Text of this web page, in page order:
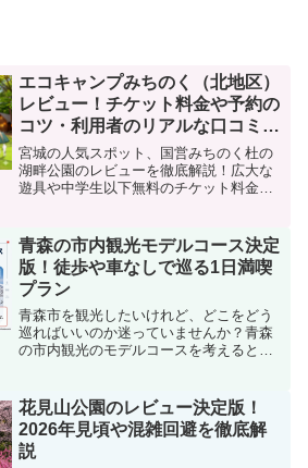
エコキャンプみちのく（北地区）
レビュー！チケット料金や予約の
コツ・利用者のリアルな口コミを
紹介
宮城の人気スポット、国営みちのく杜の
湖畔公園のレビューを徹底解説！広大な
遊具や中学生以下無料のチケット料金、
や周辺グルメも網羅した国営みちのく杜
の湖畔公園のレビューを参考に、充実し
た休日を計画してみませんか。
青森の市内観光モデルコース決定
版！徒歩や車なしで巡る1日満喫
プラン
青森市を観光したいけれど、どこをどう
巡ればいいのか迷っていませんか？青森
の市内観光のモデルコースを考えると
いいんだろうと悩むこともありますよ
ね。実は青森駅周辺は徒歩圏内...
花見山公園のレビュー決定版！
2026年見頃や混雑回避を徹底解
説